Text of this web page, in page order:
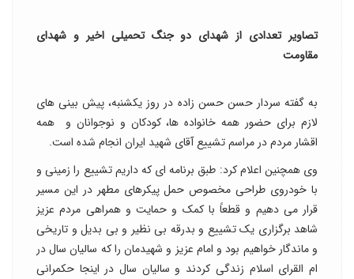
تصاویر تعدادی از شهدای دو جنگ تحمیلی اخیر و شهدای
مقاومت
به گفته سردار حسن حسن زاده در روز یکشنبه، پیش بینی های
لازم برای حضور همه خانواده ها، کودکان و نوجوانان و همه
اقشار مردم در مراسم تشییع آقای شهید ایران انجام شده است.
وی همچنین اعلام کرد: طبق برنامه ای که داریم تشییع را زمینی و
با خودروی طراحی مخصوص حمل پیکرهای مطهر در این مسیر
قرار می دهیم و قطعاً با کمک و حمایت و همراهی مردم عزیز
شاهد برگزاری یک تشییع و بدرقه بی نظیر و بی بدیل و تاریخی
و ماندگار خواهیم بود و امام عزیز و شهیدمان را که سالیان سال در
ام القرای اسلام زندگی کردند و سالیان سال در اینجا حکمرانی